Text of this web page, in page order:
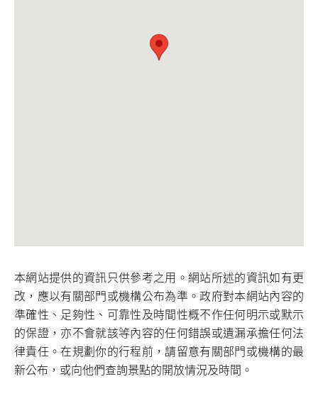
本網站提供的資訊只供參考之用。網站所述的資訊如有更
改，應以有關部門或機構公布為準。政府對本網站內容的
準確性、足夠性、可靠性及時間性概不作任何明示或默示
的保證，亦不會就該等內容的任何錯誤或遺漏承擔任何法
律責任。在規劃你的行程前，請留意有關部門或機構的最
新公布，或向他們查詢景點的開放情況及時間。